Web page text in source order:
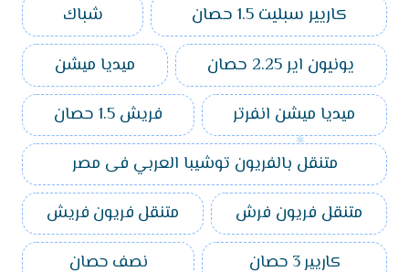
كاريير سبليت 1.5 حصان
شباك
يونيون اير 2.25 حصان
ميديا ميشن
ميديا ميشن انفرتر
فريش 1.5 حصان
متنقل بالفريون توشيبا العربي فى مصر
متنقل فريون فرش
متنقل فريون فريش
كاريير 3 حصان
نصف حصان